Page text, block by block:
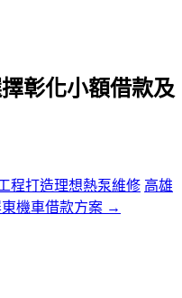
彰化小額借款及
程打造理想熱泵維修 高雄
機車借款方案 →